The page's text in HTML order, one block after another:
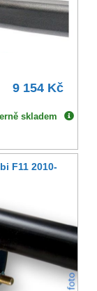
9 154 Kč
skladem
F11 2010-